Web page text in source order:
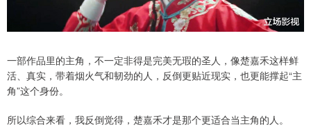
一部作品里的主角，不一定非得是完美无瑕的圣人，像楚嘉禾这样鲜
活、真实，带着烟火气和韧劲的人，反倒更贴近现实，也更能撑起“主
角”这个身份。
所以综合来看，我反倒觉得，楚嘉禾才是那个更适合当主角的人。